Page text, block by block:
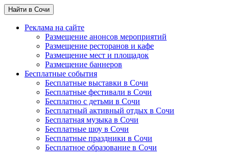
Найти в Сочи
Реклама на сайте
Размещение анонсов мероприятий
Размещение ресторанов и кафе
Размещение мест и площадок
Размещение баннеров
Бесплатные события
Бесплатные выставки в Сочи
Бесплатные фестивали в Сочи
Бесплатно с детьми в Сочи
Бесплатный активный отдых в Сочи
Бесплатная музыка в Сочи
Бесплатные шоу в Сочи
Бесплатные праздники в Сочи
Бесплатное образование в Сочи